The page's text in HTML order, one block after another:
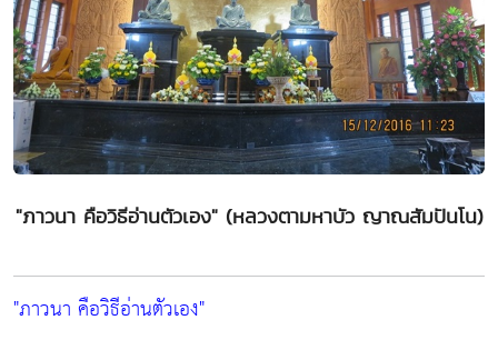
"ภาวนา คือวิธีอ่านตัวเอง" (หลวงตามหาบัว ญาณสัมปันโน)
"ภาวนา คือวิธีอ่านตัวเอง"